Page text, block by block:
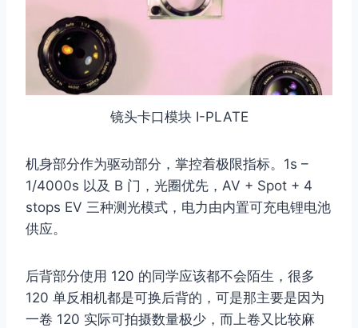
镜头卡口模块 I-PLATE
机身部分作为驱动部分，掌控着极限指标。1s –
1/4000s 以及 B 门，光圈优先，AV + Spot + 4
stops EV 三种测光模式，电力由内置可充电锂电池
供应。
后背部分使用 120 的同学应该都不会陌生，很多
120 单反相机都是可换后背的，可是那主要是因为
一卷 120 实际可拍摄数量极少，而上卷又比较麻